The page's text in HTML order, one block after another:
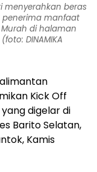
menyerahkan beras
penerima manfaat
di halaman
DINAMIKA
Kick Off
digelar di
Barito Selatan,
Kamis